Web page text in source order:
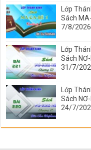
Lớp
Sách
7/8/2026
Lớp
Sách
31/7/
Lớp
Sách
24/7/